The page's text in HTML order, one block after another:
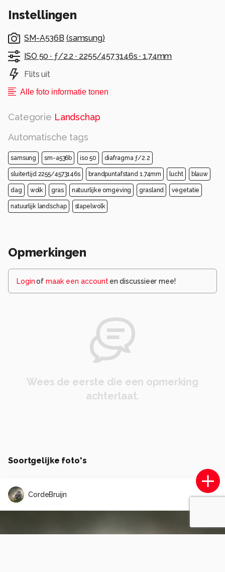
Instellingen
SM-A536B (samsung)
ISO 50 · ƒ/2.2 · 2255/4573146s ·1.74mm
Flits uit
Alle foto informatie tonen
Categorie Landschap
Automatische tags
samsung sm-a536b iso 50 diafragma ƒ/2.2
sluitertijd 2255/4573146s brandpuntafstand 1.74mm lucht blauw
dag wolk gras natuurlijke omgeving grasland vegetatie
natuurlijk landschap stapelwolk
Opmerkingen
Loginof maak een account en discussieer mee!
Wees de eerste die een opmerking
achterlaat.
Soortgelijke foto's
CordeBruijn